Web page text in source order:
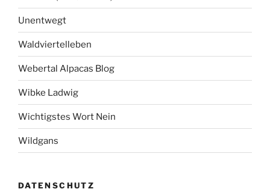
Unentwegt
Waldviertelleben
Webertal Alpacas Blog
Wibke Ladwig
Wichtigstes Wort Nein
Wildgans
DATENSCHUTZ